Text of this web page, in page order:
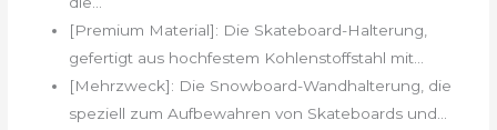
[Premium Material]: Die Skateboard-Halterung,
gefertigt aus hochfestem Kohlenstoffstahl mit...
[Mehrzweck]: Die Snowboard-Wandhalterung, die
speziell zum Aufbewahren von Skateboards und...